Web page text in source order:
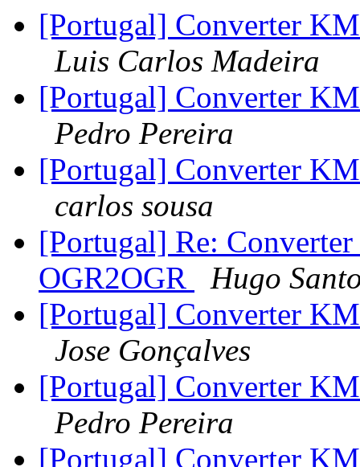
[Portugal] Converter
Luis Carlos Madeira
[Portugal] Converter
Pedro Pereira
[Portugal] Converter
carlos sousa
[Portugal] Re:
OGR2OGR
Hugo
[Portugal] Converter
Jose Gonçalves
[Portugal] Converter
Pedro Pereira
[Portugal] Converter